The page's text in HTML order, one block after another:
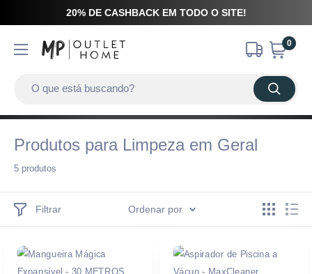
20% DE CASHBACK EM TODO O SITE!
0
Produtos para Limpeza em Geral
5 produtos
Filtrar Ordenar por